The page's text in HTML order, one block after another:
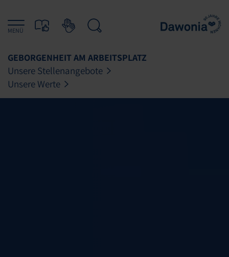
MENÜ
GEBORGENHEIT AM ARBEITSPLATZ
Unsere Stellenangebote
Unsere Werte